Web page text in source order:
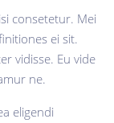
consetetur. Mei
ei sit.
vidisse. Eu vide
ne.
eligendi